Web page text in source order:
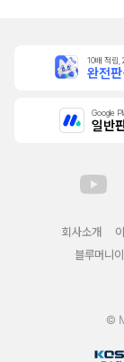
10배 적립,
완전
Google
일반
회사소개
블루머니
©